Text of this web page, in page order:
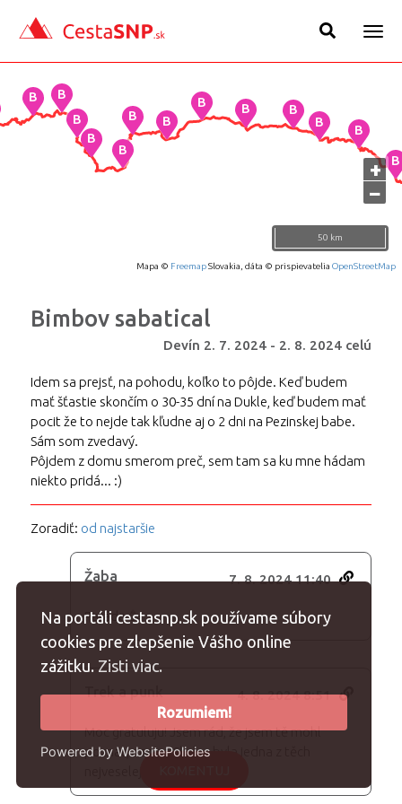
Na portáli cestasnp.sk používame súbory
cookies pre zlepšenie Vášho online
zážitku. Zisti viac.
Rozumiem!
Powered by WebsitePolicies
+
−
50 km
Mapa © FreemapSlovakia, dáta © prispievatelia OpenStreetMap
Bimbov sabatical
Devín 2. 7. 2024 - 2. 8. 2024 celú
Idem sa prejsť, na pohodu, koľko to pôjde. Keď budem
mať šťastie skončím o 30-35 dní na Dukle, keď budem mať
pocit že to nejde tak kľudne aj o 2 dni na Pezinskej babe.
Sám som zvedavý.
Pôjdem z domu smerom preč, sem tam sa ku mne hádam
niekto pridá... :)
Zoradiť: od najstaršie
Žaba 7. 8. 2024 11:40
Paráda 🥳
Trek a punk 4. 8. 2024 8:51
Moc gratuluju! Jsem rád, že jsem tě mohl
poznat, noc na Skalce byla jedna z těch